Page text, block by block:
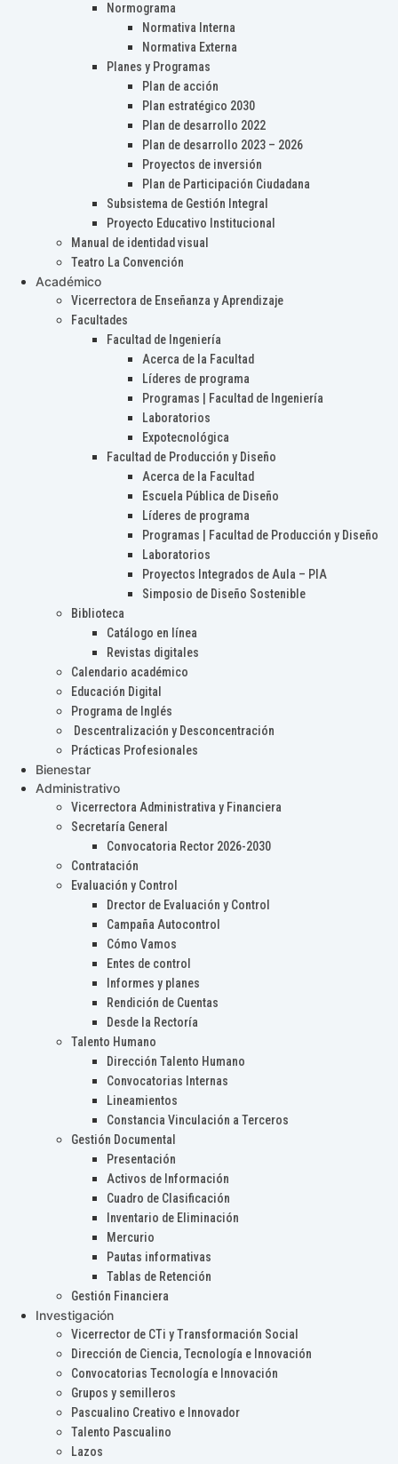
Normograma
Normativa Interna
Normativa Externa
Planes y Programas
Plan de acción
Plan estratégico 2030
Plan de desarrollo 2022
Plan de desarrollo 2023 – 2026
Proyectos de inversión
Plan de Participación Ciudadana
Subsistema de Gestión Integral
Proyecto Educativo Institucional
Manual de identidad visual
Teatro La Convención
Académico
Vicerrectora de Enseñanza y Aprendizaje
Facultades
Facultad de Ingeniería
Acerca de la Facultad
Líderes de programa
Programas | Facultad de Ingeniería
Laboratorios
Expotecnológica
Facultad de Producción y Diseño
Acerca de la Facultad
Escuela Pública de Diseño
Líderes de programa
Programas | Facultad de Producción y Diseño
Laboratorios
Proyectos Integrados de Aula – PIA
Simposio de Diseño Sostenible
Biblioteca
Catálogo en línea
Revistas digitales
Calendario académico
Educación Digital
Programa de Inglés
Descentralización y Desconcentración
Prácticas Profesionales
Bienestar
Administrativo
Vicerrectora Administrativa y Financiera
Secretaría General
Convocatoria Rector 2026-2030
Contratación
Evaluación y Control
Drector de Evaluación y Control
Campaña Autocontrol
Cómo Vamos
Entes de control
Informes y planes
Rendición de Cuentas
Desde la Rectoría
Talento Humano
Dirección Talento Humano
Convocatorias Internas
Lineamientos
Constancia Vinculación a Terceros
Gestión Documental
Presentación
Activos de Información
Cuadro de Clasificación
Inventario de Eliminación
Mercurio
Pautas informativas
Tablas de Retención
Gestión Financiera
Investigación
Vicerrector de CTi y Transformación Social
Dirección de Ciencia, Tecnología e Innovación
Convocatorias Tecnología e Innovación
Grupos y semilleros
Pascualino Creativo e Innovador
Talento Pascualino
Lazos